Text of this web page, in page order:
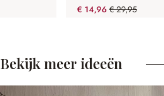
€ 14,96 € 29,95
(50.05% gespart)
Bekijk meer ideeën